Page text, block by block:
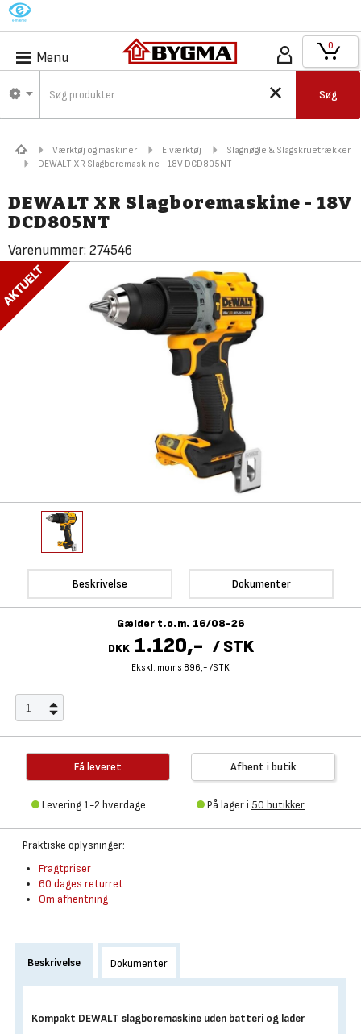
M
Menu
Søg
0
Værktøj og maskiner Elværktøj
Slagnøgle & Slagskruetrækker
DEWALT XR Slagboremaskine - 18V DCD805NT
DEWALT XR Slagboremaskine - 18V
DCD805NT
Varenummer: 274546
Beskrivelse Dokumenter
Gælder t.o.m. 16/08-26
DKK 1.120,- / STK
Ekskl. moms 896,- /STK
Få leveret
Levering 1-2 hverdage
Afhent i butik
På lager i 50 butikker
Praktiske oplysninger:
Fragtpriser
60 dages returret
Om afhentning
Beskrivelse Dokumenter
Kompakt DEWALT slagboremaskine uden batteri og lader